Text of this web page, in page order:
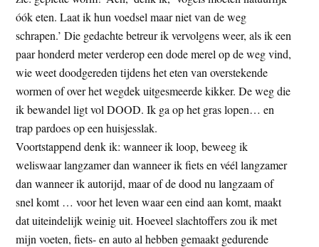
óók eten. Laat ik hun voedsel maar niet van de weg
schrapen.’ Die gedachte betreur ik vervolgens weer, als ik een
paar honderd meter verderop een dode merel op de weg vind,
wie weet doodgereden tijdens het eten van overstekende
wormen of over het wegdek uitgesmeerde kikker. De weg die
ik bewandel ligt vol DOOD. Ik ga op het gras lopen… en
trap pardoes op een huisjesslak.
Voortstappend denk ik: wanneer ik loop, beweeg ik
weliswaar langzamer dan wanneer ik fiets en véél langzamer
dan wanneer ik autorijd, maar of de dood nu langzaam of
snel komt … voor het leven waar een eind aan komt, maakt
dat uiteindelijk weinig uit. Hoeveel slachtoffers zou ik met
mijn voeten, fiets- en auto al hebben gemaakt gedurende